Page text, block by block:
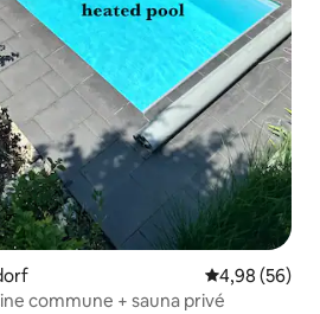
Évaluation
4,98 (56)
commune + sauna privé